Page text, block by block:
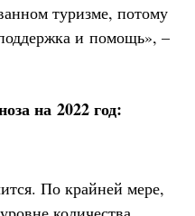
туризме, потому
и помощь», –
на 2022 год:
По крайней мере,